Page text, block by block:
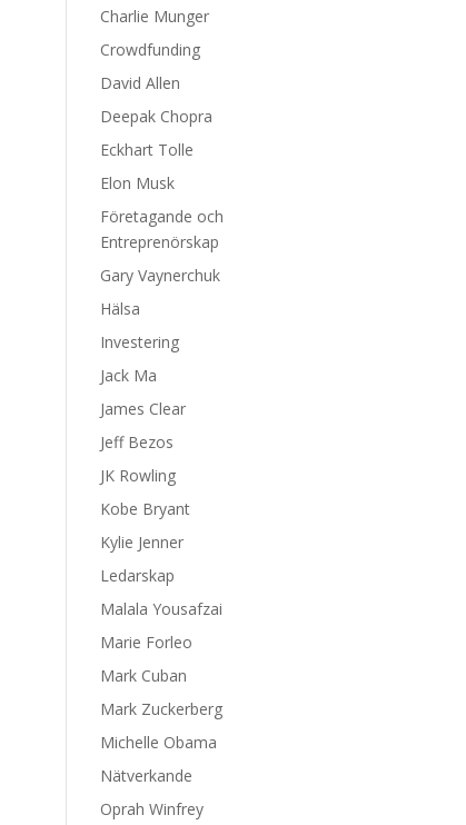
Charlie Munger
Crowdfunding
David Allen
Deepak Chopra
Eckhart Tolle
Elon Musk
Företagande och
Entreprenörskap
Gary Vaynerchuk
Hälsa
Investering
Jack Ma
James Clear
Jeff Bezos
JK Rowling
Kobe Bryant
Kylie Jenner
Ledarskap
Malala Yousafzai
Marie Forleo
Mark Cuban
Mark Zuckerberg
Michelle Obama
Nätverkande
Oprah Winfrey